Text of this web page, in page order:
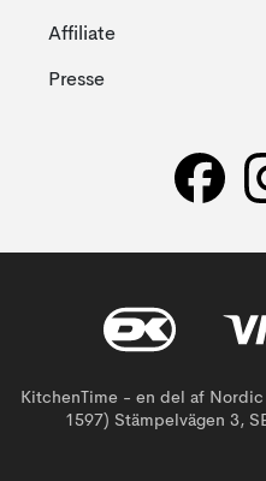
Affiliate
Presse
KitchenTime - en del af
1597) Stämpelvägen 3,